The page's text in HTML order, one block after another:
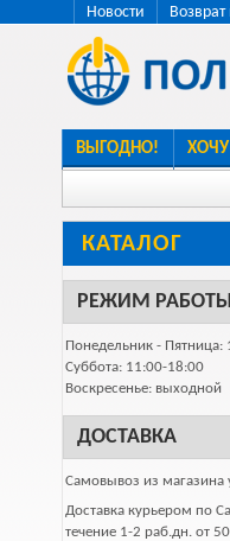
Новости
ВЫГОДНО!
КАТАЛОГ
РЕЖИМ РАБОТЫ
Понедельник - Пятница:
Суббота: 11:00-18:00
Воскресенье: выходной
ДОСТАВКА
Самовывоз из магазина
Доставка курьером по
течение 1-2 раб.дн. от